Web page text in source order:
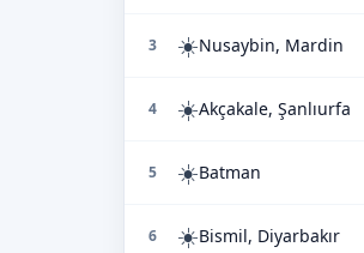
3 ☀️Nusaybin, Mardin
4 ☀️Akçakale, Şanlıurfa
5 ☀️Batman
6 ☀️Bismil, Diyarbakır